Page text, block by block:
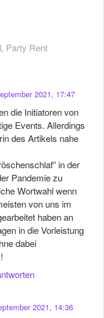
, Party Rent
2021, 17:47
die Initiatoren von
Events. Allerdings
des Artikels nahe
in der
Pandemie zu
Wortwahl wenn
von uns im
haben an
in die Vorleistung
dabei
2021, 14:36